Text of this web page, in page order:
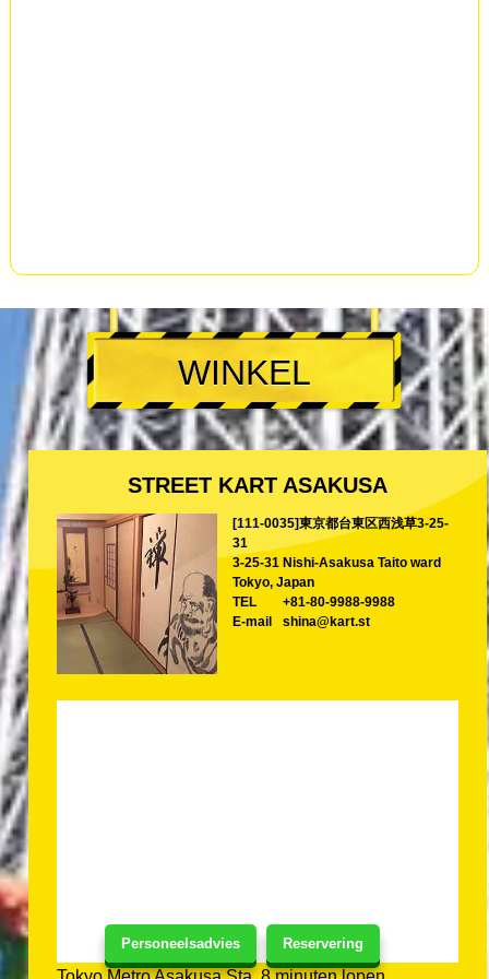
Personeelsadvies Reservering
WINKEL
STREET KART ASAKUSA
[111-0035]東京都台東区西浅草3-25-
31
3-25-31 Nishi-Asakusa Taito ward
Tokyo, Japan
TEL
+81-80-9988-9988
E-mail
shina@kart.st